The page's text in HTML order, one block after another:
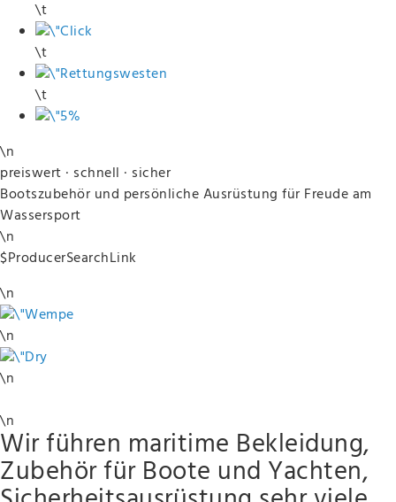
\t
\t
\t
\n
preiswert · schnell · sicher
Bootszubehör und persönliche Ausrüstung für Freude am
Wassersport
\n
$ProducerSearchLink
\n
\n
\n
\n
Wir führen maritime Bekleidung,
Zubehör für Boote und Yachten,